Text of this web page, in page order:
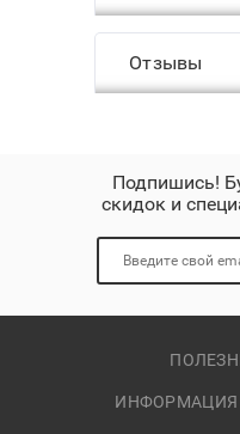
имеют
выполнены в
Отзывы
Подпишись!
скидок и
ИНФОРМАЦИЯ